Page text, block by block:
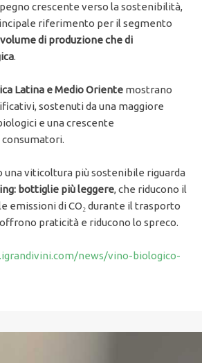
crescente verso la sostenibilità,
riferimento per il segmento
volume di produzione che di
.
Latina e Medio Oriente mostrano
sostenuti da una maggiore
e una crescente
una viticoltura più sostenibile riguarda
bottiglie più leggere, che riducono il
emissioni di CO₂ durante il trasporto
praticità e riducono lo spreco.
news/vino-biologico-